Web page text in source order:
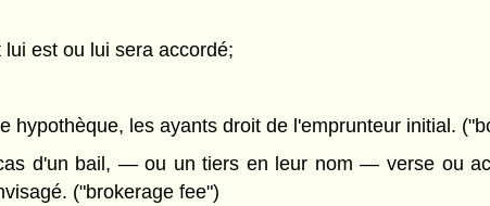
est ou lui sera accordé;
les ayants droit de l'emprunteur initial.
d'un bail, — ou un tiers en leur nom — verse ou
("brokerage fee")